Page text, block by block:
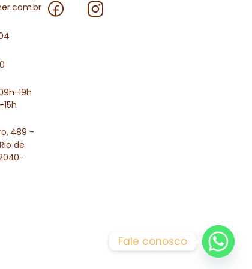
19h
489 -
de
Fale conosco